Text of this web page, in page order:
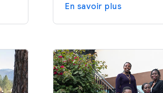
En savoir plus